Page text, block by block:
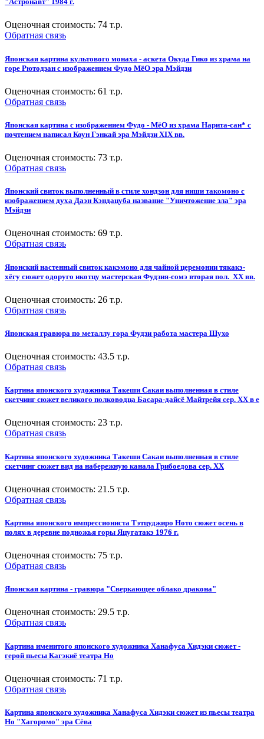
Оценочная стоимость: 74 т.р.
Обратная связь
Японская картина культового монаха - аскета Окуда Гико из храма на
горе Рютодзан с изображением Фудо МёО эра Мэйдзи
Оценочная стоимость: 61 т.р.
Обратная связь
Японская картина с изображением Фудо - МёО из храма Нарита-сан* с
почтением написал Коун Гэнкай эра Мэйдзи XIX вв.
Оценочная стоимость: 73 т.р.
Обратная связь
Японский свиток выполненный в стиле хондзон для ниши такомоно с
изображением духа Даэн Кэндацуба название "Уничтожение зла" эра
Мэйдзи
Оценочная стоимость: 69 т.р.
Обратная связь
Японский настенный свиток какэмоно для чайной церемонии тякакэ-
хёгу сюжет одоруго икотцу мастерская Фудзия-сомэ вторая пол. XX вв.
Оценочная стоимость: 26 т.р.
Обратная связь
Японская гравюра по металлу гора Фудзи работа мастера Шухо
Оценочная стоимость: 43.5 т.р.
Обратная связь
Картина японского художника Такеши Сакаи выполненная в стиле
скетчинг сюжет великого полководца Басара-дайсё Майтрейя сер. XX в е
Оценочная стоимость: 23 т.р.
Обратная связь
Картина японского художника Такеши Сакаи выполненная в стиле
скетчинг сюжет вид на набережную канала Грибоедова сер. XX
Оценочная стоимость: 21.5 т.р.
Обратная связь
Картина японского импрессиониста Тэтцуджиро Ното сюжет осень в
полях в деревне подножья горы Яцугатакэ 1976 г.
Оценочная стоимость: 75 т.р.
Обратная связь
Японская картина - гравюра "Сверкающее облако дракона"
Оценочная стоимость: 29.5 т.р.
Обратная связь
Картина именитого японского художника Ханафуса Хидэки сюжет -
герой пьесы Кагэкиё театра Но
Оценочная стоимость: 71 т.р.
Обратная связь
Картина японского художника Ханафуса Хидэки сюжет из пьесы театра
Но "Хагоромо" эра Сёва